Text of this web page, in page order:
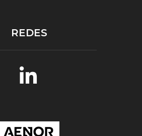
REDES